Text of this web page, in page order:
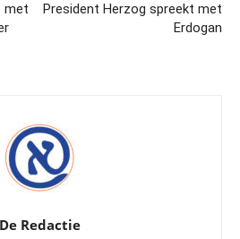
met
President Herzog spreekt met
Erdogan
De Redactie